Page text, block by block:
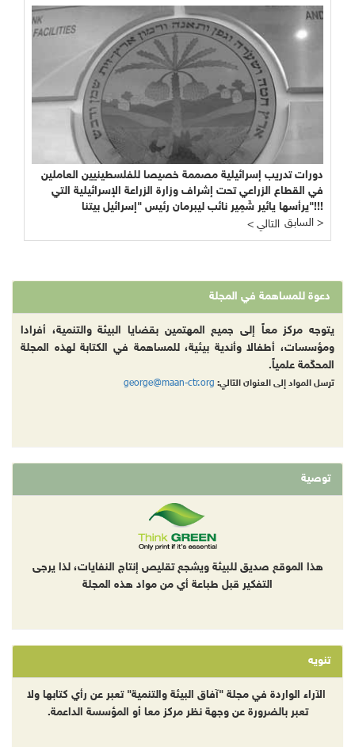
دورات تدريب إسرائيلية مصممة خصيصا للفلسطينيين العاملين
في القطاع الزراعي تحت إشراف وزارة الزراعة الإسرائيلية التي
يرأسها يائير شَمِير نائب ليبرمان رئيس "إسرائيل بيتنا"!!!
< التالي
السابق >
دعوة للمساهمة في المجلة
يتوجه مركز معاً إلى جميع المهتمين بقضايا البيئة والتنمية، أفرادا
ومؤسسات، أطفالا وأندية بيئية، للمساهمة في الكتابة لهذه المجلة
المحكّمة علمياً.
ترسل المواد إلى العنوان التالي: george@maan-ctr.org
توصية
هذا الموقع صديق للبيئة ويشجع تقليص إنتاج النفايات، لذا يرجى
التفكير قبل طباعة أي من مواد هذه المجلة
تنويه
الآراء الواردة في مجلة "آفاق البيئة والتنمية" تعبر عن رأي كتابها ولا
تعبر بالضرورة عن وجهة نظر مركز معا أو المؤسسة الداعمة.